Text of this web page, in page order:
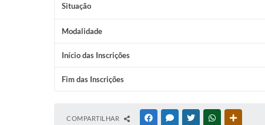
Situação
Modalidade
Início das Inscrições
Fim das Inscrições
COMPARTILHAR FACEBOOKMESSENGER
TWITTERWHATSAPP